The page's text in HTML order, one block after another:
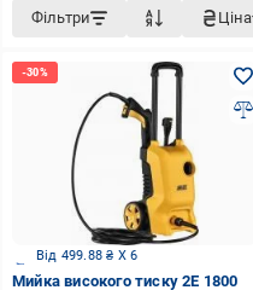
Фільтри Ціна
Від 499.88 ₴ X 6
Мийка високого тиску 2E 1800